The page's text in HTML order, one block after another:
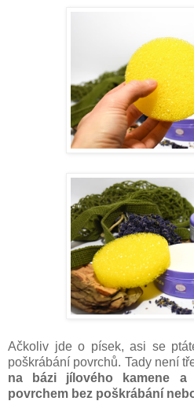
Ačkoliv jde o písek, asi se
poškrábání povrchů. Tady není
na bázi jílového kamene
povrchem bez poškrábání